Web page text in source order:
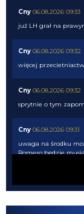
Cny 06.08.2026 09:33
już LH grał na
Cny 06.08.2026 09:32
więcej
Cny 06.08.2026 09:32
sprytnie o tym
Cny 06.08.2026 09:31
uwaga na środku
Romero będzie
tak wszyscy będą